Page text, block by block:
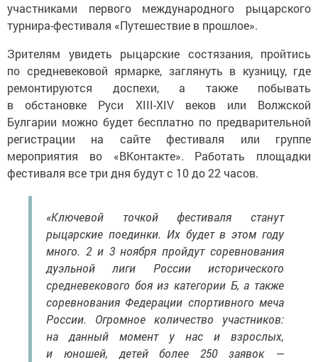
участниками первого международного рыцарского
турнира-фестиваля «Путешествие в прошлое».
Зрителям увидеть рыцарские состязания, пройтись
по средневековой ярмарке, заглянуть в кузницу, где
ремонтируются доспехи, а также побывать
в обстановке Руси XIII-XIV веков или Волжской
Булгарии можно будет бесплатно по предварительной
регистрации на сайте фестиваля или группе
мероприятия во «ВКонтакте». Работать площадки
фестиваля все три дня будут с 10 до 22 часов.
«Ключевой точкой фестиваля станут
рыцарские поединки. Их будет в этом году
много. 2 и 3 ноября пройдут соревнования
дуэльной лиги России исторического
средневекового боя из категории Б, а также
соревнования Федерации спортивного меча
России. Огромное количество участников:
на данный момент у нас и взрослых,
и юношей, детей более 250 заявок —